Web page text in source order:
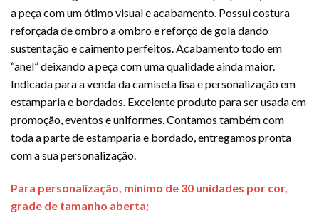
a peça com um ótimo visual e acabamento. Possui costura
reforçada de ombro a ombro e reforço de gola dando
sustentação e caimento perfeitos. Acabamento todo em
“anel” deixando a peça com uma qualidade ainda maior.
Indicada para a venda da camiseta lisa e personalização em
estamparia e bordados. Excelente produto para ser usada em
promoção, eventos e uniformes. Contamos também com
toda a parte de estamparia e bordado, entregamos pronta
com a sua personalização.
Para personalização, mínimo de 30 unidades por cor,
grade de tamanho aberta;